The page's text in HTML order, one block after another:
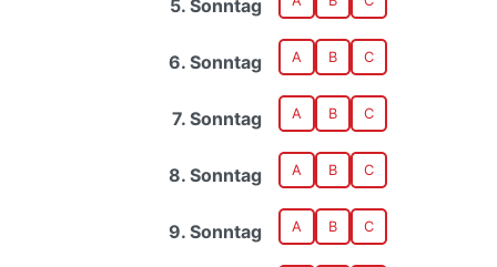
5. Sonntag
6. Sonntag A B C
7. Sonntag A B C
8. Sonntag A B C
9. Sonntag A B C